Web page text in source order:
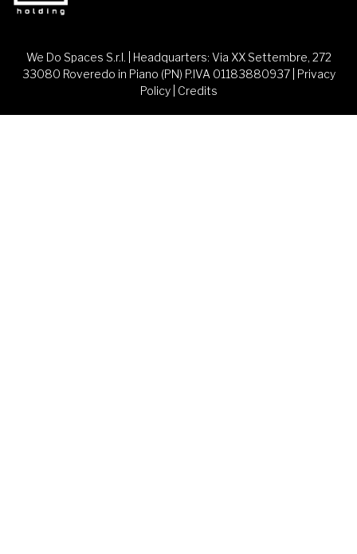
We Do Spaces S.r.l. | Headquarters: Via XX Settembre, 272
33080 Roveredo in Piano (PN) P.IVA 01183880937 | Privacy
Policy| Credits